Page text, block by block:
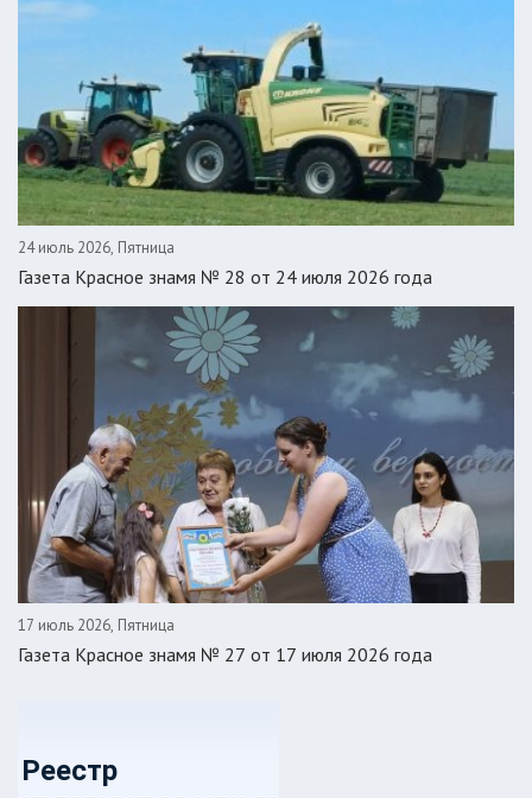
24 июль 2026, Пятница
Газета Красное знамя № 28 от 24 июля 2026 года
17 июль 2026, Пятница
Газета Красное знамя № 27 от 17 июля 2026 года